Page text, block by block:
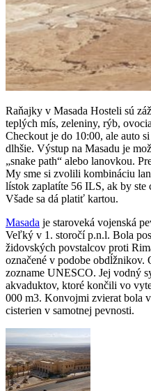
Raňajky v Masada Hosteli sú
teplých mís, zeleniny, rýb,
Checkout je do 10:00, ale auto
dlhšie. Výstup na Masadu je
„snake path“ alebo lanovkou.
My sme si zvolili kombináciu
lístok zaplatíte 56 ILS, ak by ste
Všade sa dá platiť kartou.
Masada je staroveká vojenská
Veľký v 1. storočí p.n.l. Bola
židovských povstalcov proti
označené v podobe obdĺžnikov.
zozname UNESCO. Jej vodný
akvaduktov, ktoré končili vo
000 m3. Konvojmi zvierat bola
cisterien v samotnej pevnosti.